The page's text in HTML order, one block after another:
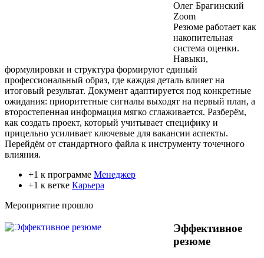
Олег Брагинский
Zoom
Резюме работает как
накопительная
система оценки.
Навыки,
формулировки и структура формируют единый
профессиональный образ, где каждая деталь влияет на
итоговый результат. Документ адаптируется под конкретные
ожидания: приоритетные сигналы выходят на первый план, а
второстепенная информация мягко сглаживается. Разберём,
как создать проект, который учитывает специфику и
прицельно усиливает ключевые для вакансии аспекты.
Перейдём от стандартного файла к инструменту точечного
влияния.
+1 к программе Менеджер
+1 к ветке Карьера
Мероприятие прошло
Эффективное
резюме